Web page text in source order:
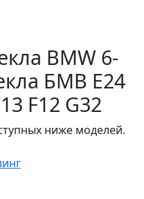
BMW 6-
БМВ E24
F12 G32
ниже моделей.